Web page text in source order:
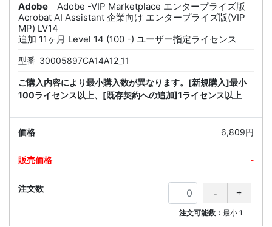
Adobe
Adobe -VIP Marketplace エンタープライズ版
Acrobat AI Assistant 企業向け エンタープライズ版(VIP
MP) LV14
追加 11ヶ月 Level 14 (100 -) ユーザー指定ライセンス
型番 30005897CA14A12_11
ご購入内容により最小購入数が異なります。[新規購入]最小
100ライセンス以上、[既存契約への追加]1ライセンス以上
6,809円
-
注文可能数：最小 1